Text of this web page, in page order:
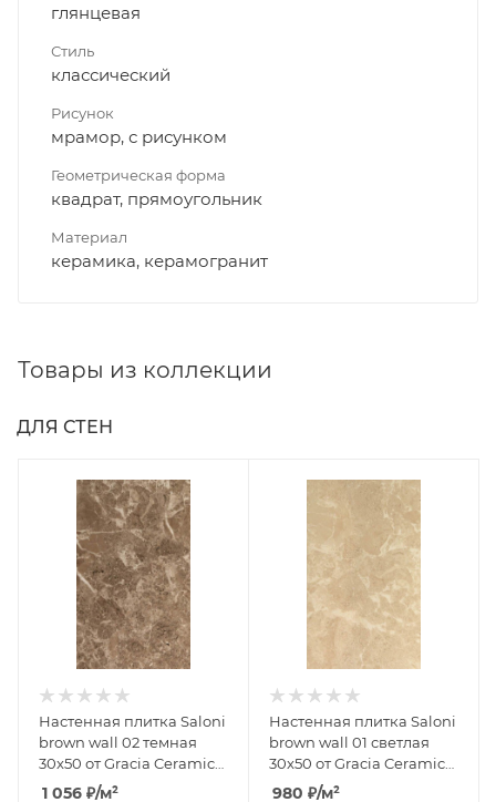
глянцевая
Стиль
классический
Рисунок
мрамор, с рисунком
Геометрическая форма
квадрат, прямоугольник
Материал
керамика, керамогранит
Товары из коллекции
ДЛЯ СТЕН
Настенная плитка Saloni
brown wall 02 темная
30x50 от Gracia Ceramica
(Россия)
1 056 ₽/м²
Настенная плитка Saloni
brown wall 01 светлая
30x50 от Gracia Ceramica
(Россия)
980 ₽/м²